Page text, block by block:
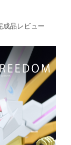
成品レビュー